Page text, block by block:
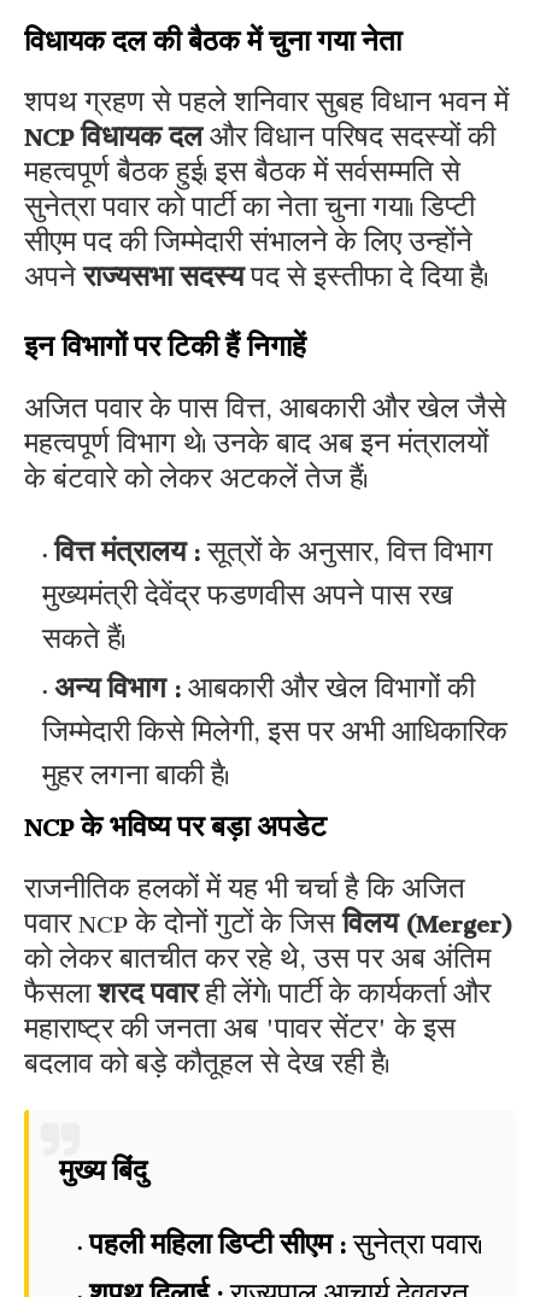
​विधायक दल की बैठक में चुना गया नेता
​शपथ ग्रहण से पहले शनिवार सुबह विधान भवन में
NCP विधायक दलऔर विधान परिषद सदस्यों की
महत्वपूर्ण बैठक हुई। इस बैठक में सर्वसम्मति से
सुनेत्रा पवार को पार्टी का नेता चुना गया। डिप्टी
सीएम पद की जिम्मेदारी संभालने के लिए उन्होंने
अपनेराज्यसभा सदस्यपद से इस्तीफा दे दिया है।
​इन विभागों पर टिकी हैं निगाहें
​अजित पवार के पास वित्त, आबकारी और खेल जैसे
महत्वपूर्ण विभाग थे। उनके बाद अब इन मंत्रालयों
के बंटवारे को लेकर अटकलें तेज हैं।
वित्त मंत्रालय :सूत्रों के अनुसार, वित्त विभाग
मुख्यमंत्री देवेंद्र फडणवीस अपने पास रख
सकते हैं।
अन्य विभाग :आबकारी और खेल विभागों की
जिम्मेदारी किसे मिलेगी, इस पर अभी आधिकारिक
मुहर लगना बाकी है।
​NCP के भविष्य पर बड़ा अपडेट
​राजनीतिक हलकों में यह भी चर्चा है कि अजित
पवार NCP के दोनों गुटों के जिसविलय (Merger)
को लेकर बातचीत कर रहे थे, उस पर अब अंतिम
फैसलाशरद पवारही लेंगे। पार्टी के कार्यकर्ता और
महाराष्ट्र की जनता अब 'पावर सेंटर' के इस
बदलाव को बड़े कौतूहल से देख रही है।
मुख्य बिंदु
पहली महिला डिप्टी सीएम :सुनेत्रा पवार।